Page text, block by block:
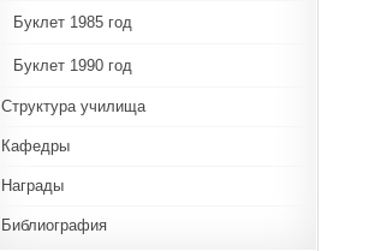
Буклет 1985 год
Буклет 1990 год
Структура училища
Кафедры
Награды
Библиография